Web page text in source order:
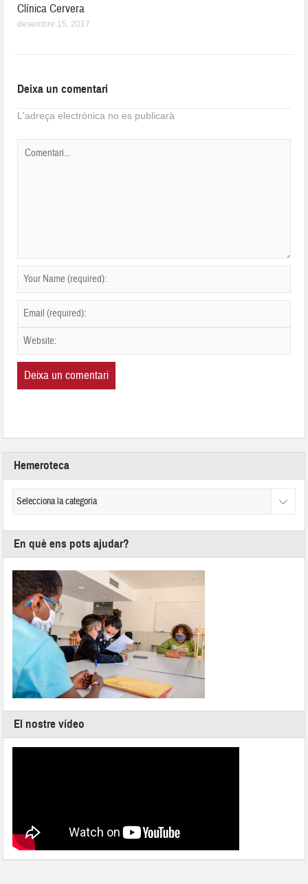
Clínica Cervera
desembre 15, 2017
Deixa un comentari
L'adreça electrònica no es publicarà
Hemeroteca
En què ens pots ajudar?
El nostre vídeo